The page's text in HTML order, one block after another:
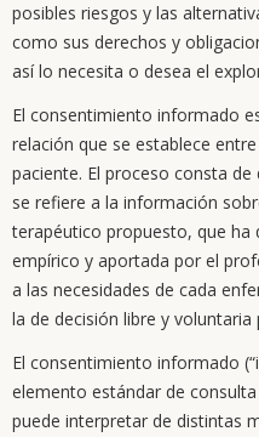
posibles riesgos y las
como sus derechos y
así lo necesita o desea el
El consentimiento informado
relación que se establece
paciente. El proceso consta
se refiere a la información
terapéutico propuesto, que ha
empírico y aportada por el
a las necesidades de cada
la de decisión libre y
El consentimiento informado
elemento estándar de
puede interpretar de distintas